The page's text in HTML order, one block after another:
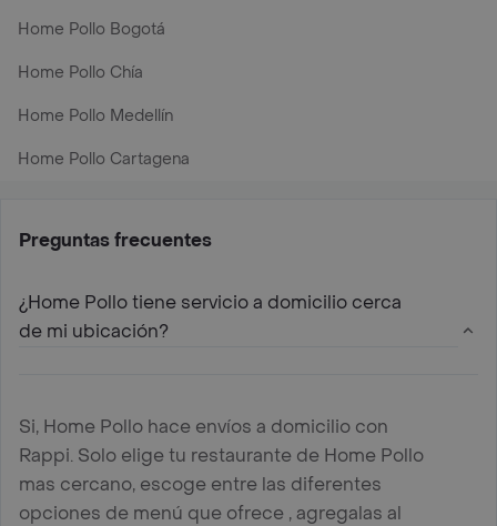
Home Pollo Bogotá
Home Pollo Chía
Home Pollo Medellín
Home Pollo Cartagena
Preguntas frecuentes
¿Home Pollo tiene servicio a domicilio cerca
de mi ubicación?
Si, Home Pollo hace envíos a domicilio con
Rappi. Solo elige tu restaurante de Home Pollo
mas cercano, escoge entre las diferentes
opciones de menú que ofrece , agregalas al